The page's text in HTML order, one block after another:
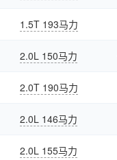
1.5T 193马力
2.0L 150马力
2.0T 190马力
2.0L 146马力
2.0L 155马力